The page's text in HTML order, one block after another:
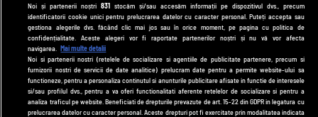
Cod deontologic
Termeni și condiții
Politica de cookies
Politică de confidențialitate
Contact
Noi și partenerii noștri831 stocăm și/sau accesăm informații pe dispozitivul dvs., precum
identificatorii cookie unici pentru prelucrarea datelor cu caracter personal. Puteți accepta sau
gestiona alegerile dvs. făcând clic mai jos sau în orice moment, pe pagina cu politica de
confidențialitate. Aceste alegeri vor fi raportate partenerilor noștri și nu vă vor afecta
navigarea.
Mai multe detalii
Noi si partenerii nostri (retelele de socializare si agentiile de publicitate partenere, precum si
furnizorii nostri de servicii de date analitice) prelucram date pentru a permite website-ului sa
functioneze, pentru a personaliza continutul si anunturile publicitare afisate in functie de interesele
si/sau profilul dvs., pentru a va oferi functionalitati aferente retelelor de socializare si pentru a
analiza traficul pe website. Beneficiati de drepturile prevazute de art. 15-22 din GDPR in legatura cu
prelucrarea datelor cu caracter personal. Aceste drepturi pot fi exercitate prin modalitatea indicata